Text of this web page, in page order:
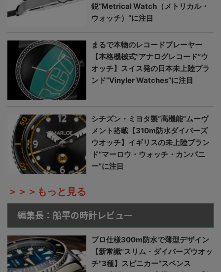
鋭“Metrical Watch（メトリカル・
ウォッチ）”に注目
まるで本物のレコードプレーヤー
【本格機械式“アナログレコード”ウ
オッチ】スイス発の日本未上陸ブラ
ンド“Vinyler Watches”に注目
シチズン・ミヨタ製“高機能”ムーヴ
メント搭載【310m防水ダイバーズ
ウオッチ】イギリスの未上陸ブラン
ド“マーロウ・ウォッチ・カンパニ
ー”に注目
＞＞＞もっと見る
編集長：船平の時計レビュー
プロ仕様300m防水で薄型デザイン
【新常識“スリム・ダイバーズウオッ
チ”3種】スピニカー“スペンス